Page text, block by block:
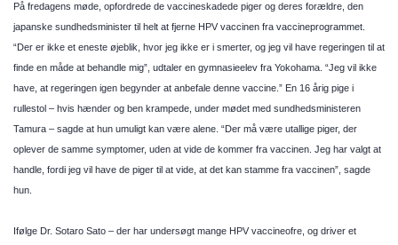
På fredagens møde, opfordrede de vaccineskadede piger og deres forældre, den
japanske sundhedsminister til helt at fjerne HPV vaccinen fra vaccineprogrammet.
“Der er ikke et eneste øjeblik, hvor jeg ikke er i smerter, og jeg vil have regeringen til at
finde en måde at behandle mig”, udtaler en gymnasieelev fra Yokohama. “Jeg vil ikke
have, at regeringen igen begynder at anbefale denne vaccine.” En 16 årig pige i
rullestol – hvis hænder og ben krampede, under mødet med sundhedsministeren
Tamura – sagde at hun umuligt kan være alene. “Der må være utallige piger, der
oplever de samme symptomer, uden at vide de kommer fra vaccinen. Jeg har valgt at
handle, fordi jeg vil have de piger til at vide, at det kan stamme fra vaccinen”, sagde
hun.
Ifølge Dr. Sotaro Sato – der har undersøgt mange HPV vaccineofre, og driver et